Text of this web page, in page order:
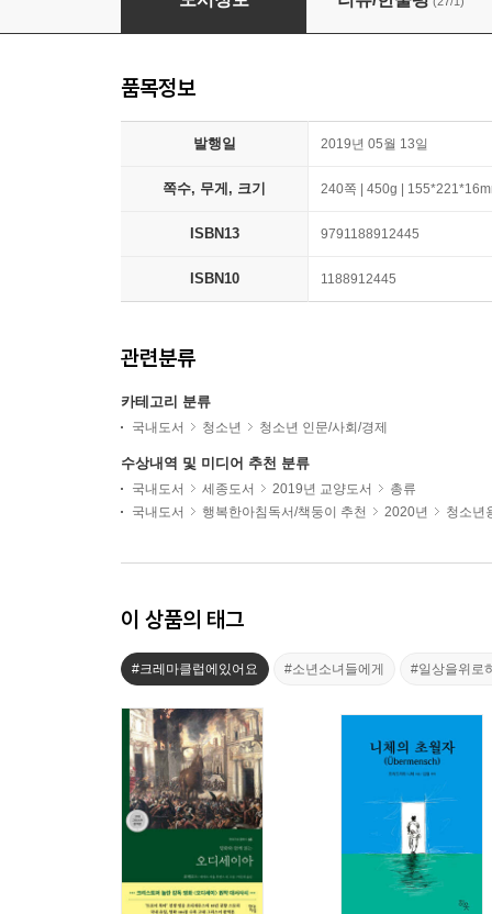
품목정보
발행일 2019년 05월 13일
쪽수, 무게, 크기 240쪽 | 450g |
ISBN13 9791188912445
ISBN10 1188912445
관련분류
카테고리 분류
국내도서 청소년 청소년 인문/사회/경제
수상내역 및 미디어 추천 분류
국내도서 세종도서 2019년 교양도서
총류
국내도서
행복한아침독서/책둥이 추천 2020년 청소년
이 상품의 태그
#크레마클럽에있어요 #소년소녀들에게 #일상을위로